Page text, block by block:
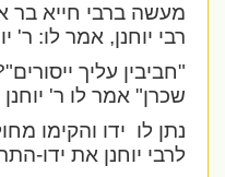
מעשה ברבי חייא בר
רבי יוחנן, אמר לו: ר'
"חביבין עליך
שכרן" אמר לו ר' יוחנן
נתן לו ידו והקימו
לרבי יוחנן את ידו-